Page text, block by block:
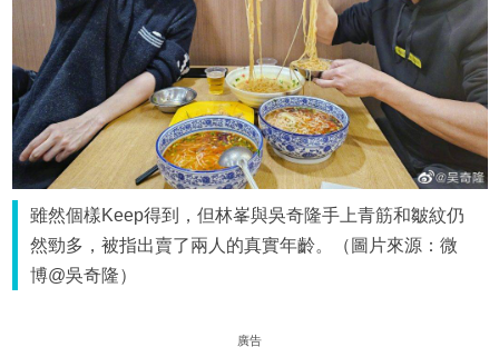
雖然個樣Keep得到，但林峯與吳奇隆手上青筋和皺紋仍
然勁多，被指出賣了兩人的真實年齡。（圖片來源：微
博@吳奇隆）
廣告